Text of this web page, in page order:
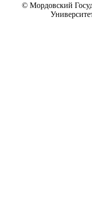
© Мордовский